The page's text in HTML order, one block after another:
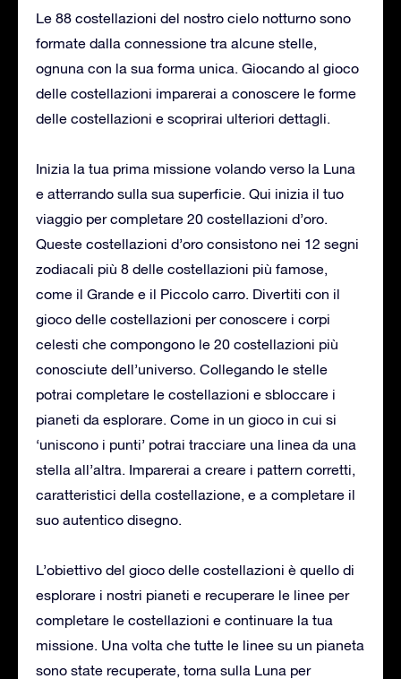
Le 88 costellazioni del nostro cielo notturno sono
formate dalla connessione tra alcune stelle,
ognuna con la sua forma unica. Giocando al gioco
delle costellazioni imparerai a conoscere le forme
delle costellazioni e scoprirai ulteriori dettagli.
Inizia la tua prima missione volando verso la Luna
e atterrando sulla sua superficie. Qui inizia il tuo
viaggio per completare 20 costellazioni d’oro.
Queste costellazioni d’oro consistono nei 12 segni
zodiacali più 8 delle costellazioni più famose,
come il Grande e il Piccolo carro. Divertiti con il
gioco delle costellazioni per conoscere i corpi
celesti che compongono le 20 costellazioni più
conosciute dell’universo. Collegando le stelle
potrai completare le costellazioni e sbloccare i
pianeti da esplorare. Come in un gioco in cui si
‘uniscono i punti’ potrai tracciare una linea da una
stella all’altra. Imparerai a creare i pattern corretti,
caratteristici della costellazione, e a completare il
suo autentico disegno.
L’obiettivo del gioco delle costellazioni è quello di
esplorare i nostri pianeti e recuperare le linee per
completare le costellazioni e continuare la tua
missione. Una volta che tutte le linee su un pianeta
sono state recuperate, torna sulla Luna per